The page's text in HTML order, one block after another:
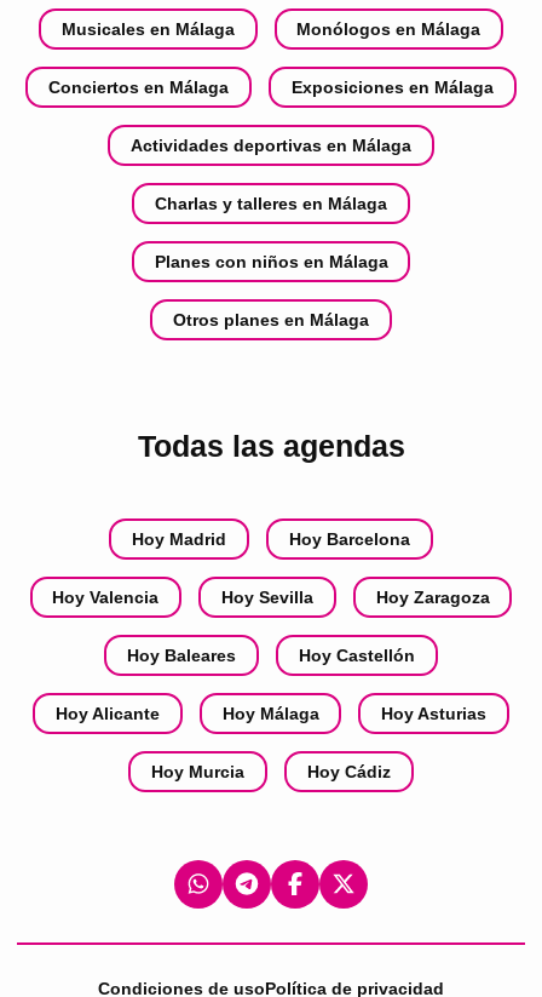
Musicales en Málaga Monólogos en Málaga
Conciertos en Málaga Exposiciones en Málaga
Actividades deportivas en Málaga
Charlas y talleres en Málaga
Planes con niños en Málaga
Otros planes en Málaga
Todas las agendas
Hoy Madrid Hoy Barcelona
Hoy Valencia Hoy Sevilla Hoy Zaragoza
Hoy Baleares Hoy Castellón
Hoy Alicante Hoy Málaga Hoy Asturias
Hoy Murcia Hoy Cádiz
Condiciones de usoPolítica de privacidad